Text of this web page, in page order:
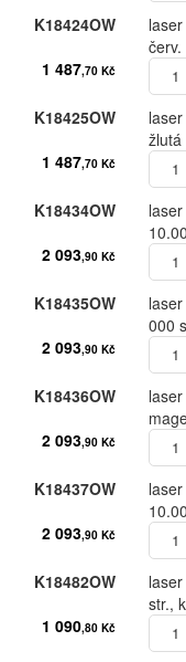
Printronix
Ricoh
Samsung
Seikosha
Sharp
Smith
Star
Tally
Toshiba
K18424OW
1 487,70 Kč
K18425OW
žlutá
1 487,70 Kč
K18434OW
2 093,90 Kč
K18435OW
000
2 093,90 Kč
K18436OW
2 093,90 Kč
K18437OW
2 093,90 Kč
K18482OW
str.​,​
1 090,80 Kč